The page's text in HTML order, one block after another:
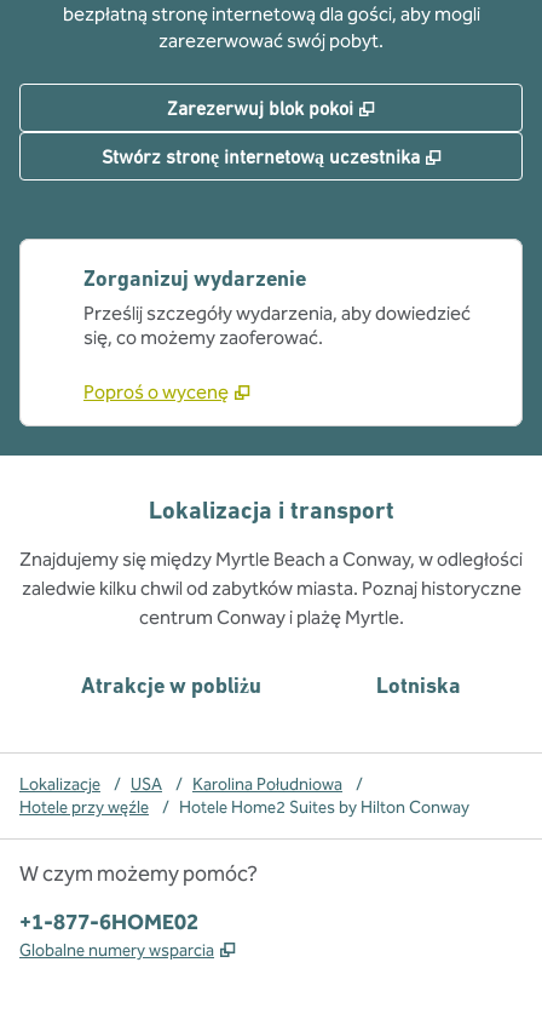
bezpłatną stronę internetową dla gości, aby mogli
zarezerwować swój pobyt.
Zarezerwuj blok pokoi ,
Stwórz stronę internetową uczestnika ,
Zorganizuj wydarzenie
Prześlij szczegóły wydarzenia, aby dowiedzieć
się, co możemy zaoferować.
Poproś o wycenę
Lokalizacja i transport
Znajdujemy się między Myrtle Beach a Conway, w odległości
zaledwie kilku chwil od zabytków miasta. Poznaj historyczne
centrum Conway i plażę Myrtle.
Atrakcje w pobliżu Lotniska
Lokalizacje / USA / Karolina Południowa
/
Hotele przy węźle
/ Hotele Home2 Suites by Hilton Conway
W czym możemy pomóc?
Telefon:
+1-877-6HOME02
Globalne numery wsparcia ,